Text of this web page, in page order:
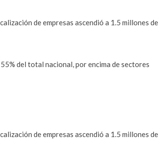
de empresas ascendió a 1.5 millones de
del total nacional, por encima de sectores
de empresas ascendió a 1.5 millones de